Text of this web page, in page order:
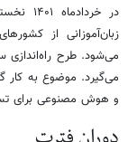
در
زبان‌آموزانی از
می‌شود. طرح راه‌اندازی
می‌گیرد. موضوع به کار
و هوش مصنوعی برای